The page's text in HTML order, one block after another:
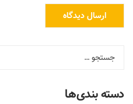
دسته بندی‌ها